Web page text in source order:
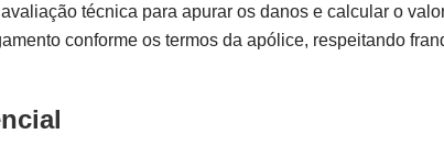
técnica para apurar os danos e calcular o
conforme os termos da apólice, respeitando